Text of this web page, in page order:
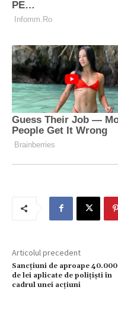
Articolul precedent
Sancțiuni de aproape 40.000
de lei aplicate de polițiști în
cadrul unei acțiuni